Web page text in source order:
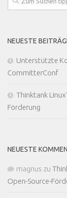
NEUESTE
Unterstützte
CommitterConf
Thinktank
Förderung
NEUESTE
magnus zu
Open-Source-